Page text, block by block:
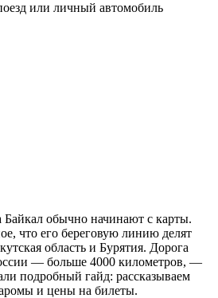
или личный автомобиль
Байкал обычно начинают с карты.
что его береговую линию делят
область и Бурятия. Дорога
— больше 4000 километров, —
подробный гайд: рассказываем
и цены на билеты.